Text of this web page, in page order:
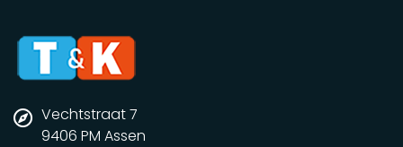
Vechtstraat 7
9406 PM Assen